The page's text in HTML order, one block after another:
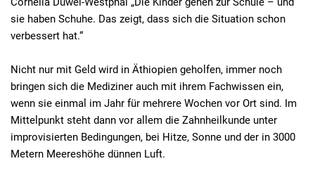
sie haben Schuhe. Das zeigt, dass sich die Situation schon
verbessert hat.“
Nicht nur mit Geld wird in Äthiopien geholfen, immer noch
bringen sich die Mediziner auch mit ihrem Fachwissen ein,
wenn sie einmal im Jahr für mehrere Wochen vor Ort sind. Im
Mittelpunkt steht dann vor allem die Zahnheilkunde unter
improvisierten Bedingungen, bei Hitze, Sonne und der in 3000
Metern Meereshöhe dünnen Luft.